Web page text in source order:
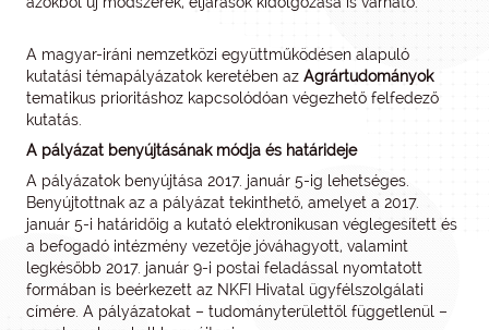
A magyar-iráni nemzetközi együttműködésen alapuló
kutatási témapályázatok keretében az Agrártudományok
tematikus prioritáshoz kapcsolódóan végezhető felfedező
kutatás.
A pályázat benyújtásának módja és határideje
A pályázatok benyújtása 2017. január 5-ig lehetséges.
Benyújtottnak az a pályázat tekinthető, amelyet a 2017.
január 5-i határidőig a kutató elektronikusan véglegesített és
a befogadó intézmény vezetője jóváhagyott, valamint
legkésőbb 2017. január 9-i postai feladással nyomtatott
formában is beérkezett az NKFI Hivatal ügyfélszolgálati
címére. A pályázatokat – tudományterülettől függetlenül –